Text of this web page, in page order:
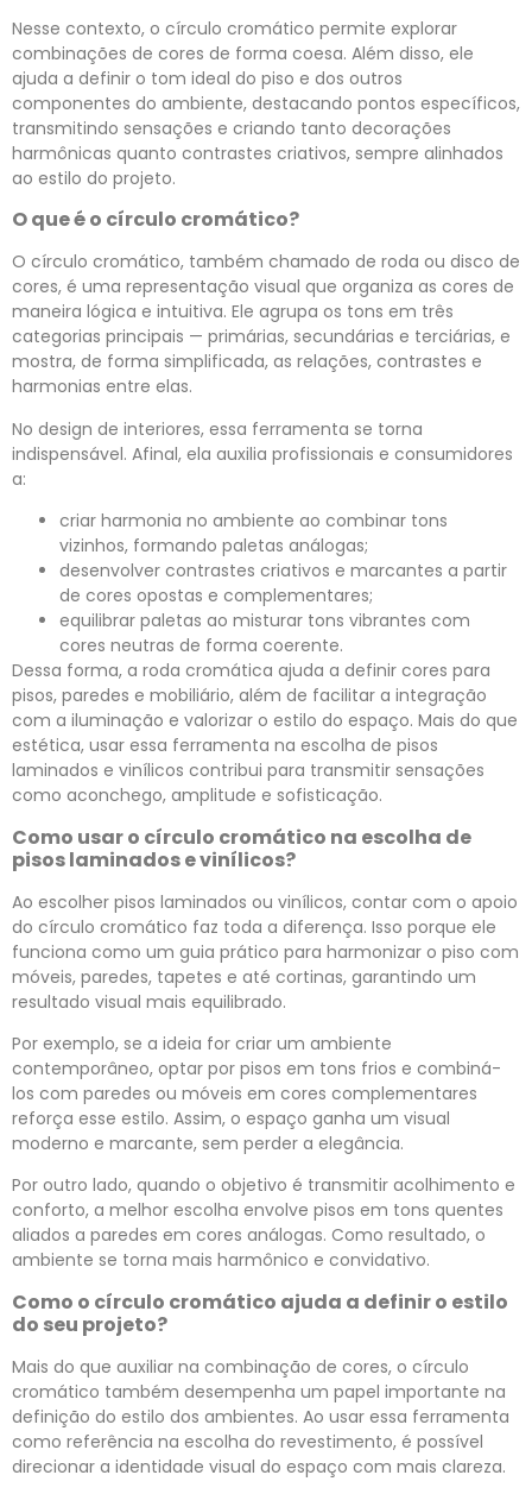
Nesse contexto, o círculo cromático permite explorar
combinações de cores de forma coesa. Além disso, ele
ajuda a definir o tom ideal do piso e dos outros
componentes do ambiente, destacando pontos específicos,
transmitindo sensações e criando tanto decorações
harmônicas quanto contrastes criativos, sempre alinhados
ao estilo do projeto.
O que é o círculo cromático?
O círculo cromático, também chamado de roda ou disco de
cores, é uma representação visual que organiza as cores de
maneira lógica e intuitiva. Ele agrupa os tons em três
categorias principais — primárias, secundárias e terciárias, e
mostra, de forma simplificada, as relações, contrastes e
harmonias entre elas.
No design de interiores, essa ferramenta se torna
indispensável. Afinal, ela auxilia profissionais e consumidores
a:
criar harmonia no ambiente ao combinar tons
vizinhos, formando paletas análogas;
desenvolver contrastes criativos e marcantes a partir
de cores opostas e complementares;
equilibrar paletas ao misturar tons vibrantes com
cores neutras de forma coerente.
Dessa forma, a roda cromática ajuda a definir cores para
pisos, paredes e mobiliário, além de facilitar a integração
com a iluminação e valorizar o estilo do espaço. Mais do que
estética, usar essa ferramenta na escolha de pisos
laminados e vinílicos contribui para transmitir sensações
como aconchego, amplitude e sofisticação.
Como usar o círculo cromático na escolha de
pisos laminados e vinílicos?
Ao escolher pisos laminados ou vinílicos, contar com o apoio
do círculo cromático faz toda a diferença. Isso porque ele
funciona como um guia prático para harmonizar o piso com
móveis, paredes, tapetes e até cortinas, garantindo um
resultado visual mais equilibrado.
Por exemplo, se a ideia for criar um ambiente
contemporâneo, optar por pisos em tons frios e combiná-
los com paredes ou móveis em cores complementares
reforça esse estilo. Assim, o espaço ganha um visual
moderno e marcante, sem perder a elegância.
Por outro lado, quando o objetivo é transmitir acolhimento e
conforto, a melhor escolha envolve pisos em tons quentes
aliados a paredes em cores análogas. Como resultado, o
ambiente se torna mais harmônico e convidativo.
Como o círculo cromático ajuda a definir o estilo
do seu projeto?
Mais do que auxiliar na combinação de cores, o círculo
cromático também desempenha um papel importante na
definição do estilo dos ambientes. Ao usar essa ferramenta
como referência na escolha do revestimento, é possível
direcionar a identidade visual do espaço com mais clareza.